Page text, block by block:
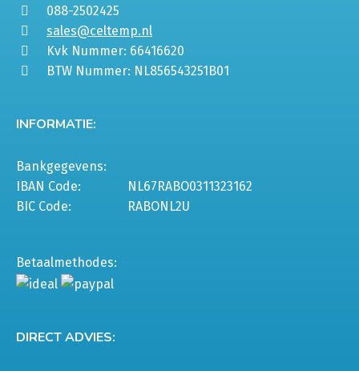
088-2502425
sales@celtemp.nl
Kvk Nummer: 66416620
BTW Nummer: NL856543251B01
INFORMATIE:
Bankgegevens:
IBAN Code:
NL67RABO0311323162
BIC Code:
RABONL2U
Betaalmethodes:
DIRECT ADVIES: